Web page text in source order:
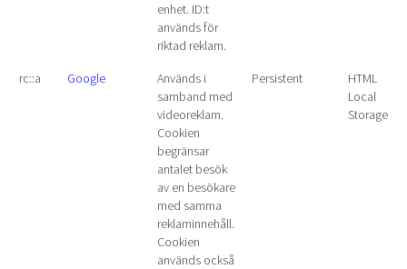
enhet. ID:t
används för
riktad reklam.
rc::a Google
Används i
samband med
videoreklam.
Cookien
begränsar
antalet besök
av en besökare
med samma
reklaminnehåll.
Cookien
används också
Persistent
HTML
Local
Storage